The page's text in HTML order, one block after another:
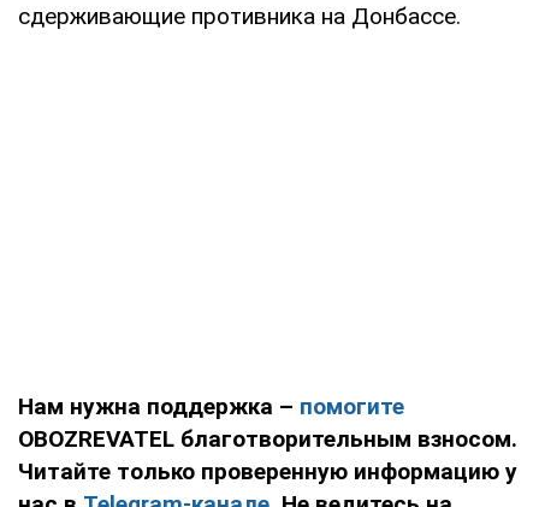
сдерживающие противника на Донбассе.
Нам нужна поддержка – помогите
OBOZREVATEL благотворительным взносом.
Читайте только проверенную информацию у